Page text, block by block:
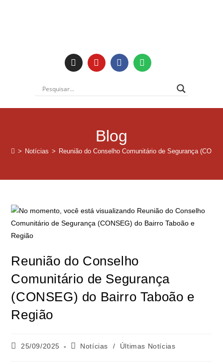
Blog
> Notícias > Reunião do Conselho Comunitário de Segurança
Reunião do Conselho
Comunitário de Segurança
(CONSEG) do Bairro Taboão e
Região
25/09/2025 Notícias / Últimas Notícias